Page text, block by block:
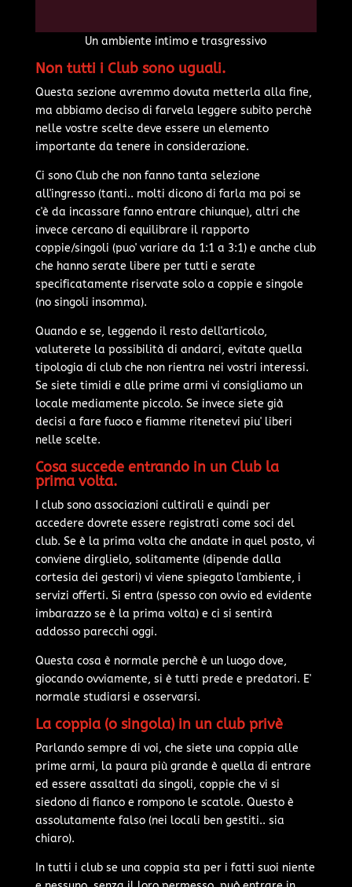
Un ambiente intimo e trasgressivo
Non tutti i Club sono uguali.
Questa sezione avremmo dovuta metterla alla fine,
ma abbiamo deciso di farvela leggere subito perchè
nelle vostre scelte deve essere un elemento
importante da tenere in considerazione.
Ci sono Club che non fanno tanta selezione
all'ingresso (tanti.. molti dicono di farla ma poi se
c'è da incassare fanno entrare chiunque), altri che
invece cercano di equilibrare il rapporto
coppie/singoli (puo' variare da 1:1 a 3:1) e anche club
che hanno serate libere per tutti e serate
specificatamente riservate solo a coppie e singole
(no singoli insomma).
Quando e se, leggendo il resto dell'articolo,
valuterete la possibilità di andarci, evitate quella
tipologia di club che non rientra nei vostri interessi.
Se siete timidi e alle prime armi vi consigliamo un
locale mediamente piccolo. Se invece siete già
decisi a fare fuoco e fiamme ritenetevi piu' liberi
nelle scelte.
Cosa succede entrando in un Club la
prima volta.
I club sono associazioni cultirali e quindi per
accedere dovrete essere registrati come soci del
club. Se è la prima volta che andate in quel posto, vi
conviene dirglielo, solitamente (dipende dalla
cortesia dei gestori) vi viene spiegato l'ambiente, i
servizi offerti. Si entra (spesso con ovvio ed evidente
imbarazzo se è la prima volta) e ci si sentirà
addosso parecchi oggi.
Questa cosa è normale perchè è un luogo dove,
giocando ovviamente, si è tutti prede e predatori. E'
normale studiarsi e osservarsi.
La coppia (o singola) in un club privè
Parlando sempre di voi, che siete una coppia alle
prime armi, la paura più grande è quella di entrare
ed essere assaltati da singoli, coppie che vi si
siedono di fianco e rompono le scatole. Questo è
assolutamente falso (nei locali ben gestiti.. sia
chiaro).
In tutti i club se una coppia sta per i fatti suoi niente